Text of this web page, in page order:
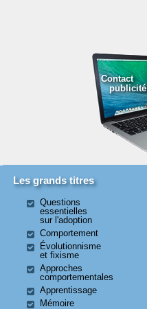
Contact
publicité
Les grands titres
Questions
essentielles
sur l'adoption
Comportement
Évolutionnisme
et fixisme
Approches
comportementales
Apprentissage
Mémoire